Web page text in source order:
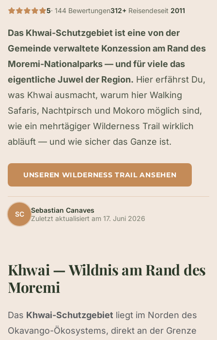
5· 144 Bewertungen312+ Reisendeseit 2011
Das Khwai-Schutzgebiet ist eine von der
Gemeinde verwaltete Konzession am Rand des
Moremi-Nationalparks — und für viele das
eigentliche Juwel der Region. Hier erfährst Du,
was Khwai ausmacht, warum hier Walking
Safaris, Nachtpirsch und Mokoro möglich sind,
wie ein mehrtägiger Wilderness Trail wirklich
abläuft — und wie sicher das Ganze ist.
UNSEREN WILDERNESS TRAIL ANSEHEN
SC
Sebastian Canaves
Zuletzt aktualisiert am 17. Juni 2026
Khwai — Wildnis am Rand des
Moremi
Das Khwai-Schutzgebiet liegt im Norden des
Okavango-Ökosystems, direkt an der Grenze